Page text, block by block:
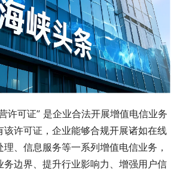
许可证” 是企业合法开展增值电信业务
该许可证，企业能够合规开展诸如在线
、信息服务等一系列增值电信业务，
务边界、提升行业影响力、增强用户信